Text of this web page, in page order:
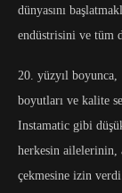
dünyasını
endüstrisini ve tüm
20. yüzyıl boyunca,
boyutları ve kalite
Instamatic gibi
herkesin ailelerinin,
çekmesine izin